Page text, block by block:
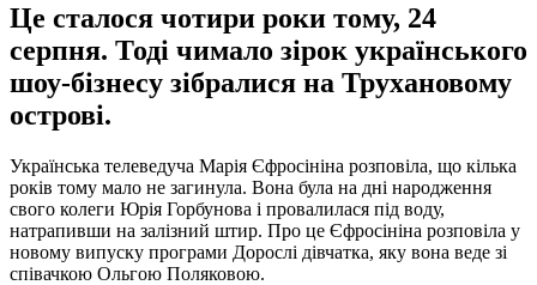
Це сталося чотири роки тому, 24
серпня. Тоді чимало зірок українського
шоу-бізнесу зібралися на Трухановому
острові.
Українська телеведуча Марія Єфросініна розповіла, що кілька
років тому мало не загинула. Вона була на дні народження
свого колеги Юрія Горбунова і провалилася під воду,
натрапивши на залізний штир. Про це Єфросініна розповіла у
новому випуску програми Дорослі дівчатка, яку вона веде зі
співачкою Ольгою Поляковою.